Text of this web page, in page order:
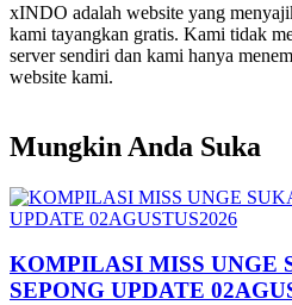
xINDO adalah website yang
kami tayangkan gratis. Kami tidak
server sendiri dan kami hanya
website kami.
Mungkin Anda Suka
KOMPILASI MISS UNGE
SEPONG UPDATE